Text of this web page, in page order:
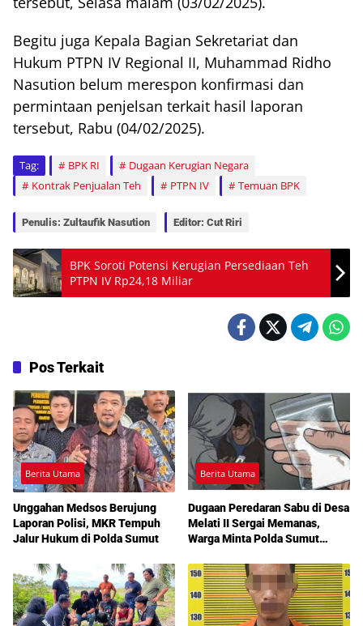
Begitu juga Kepala Bagian Sekretariat dan
Hukum PTPN IV Regional II, Muhammad Ridho
Nasution belum merespon konfirmasi dan
permintaan penjelsan terkait hasil laporan
tersebut, Rabu (04/02/2025).
Tag: BPK RI
Dugaan Kerugian Negara
Kontrak Penjualan Teh
PTPN IV Temuan BPK
Penulis: Zultaufik Nasution Editor: Cut Riri
BPK Soroti Potensi Kerugian Persediaan Teh
PTPN IV Rp24,18 Miliar
Pos Terkait
Berita Utama
Unggahan Medsos Berujung
Laporan Polisi, MKR Tempuh
Jalur Hukum di Polda Sumut
Berita Utama
Dugaan Peredaran Sabu di Desa
Melati II Sergai Memanas,
Warga Minta Polda Sumut